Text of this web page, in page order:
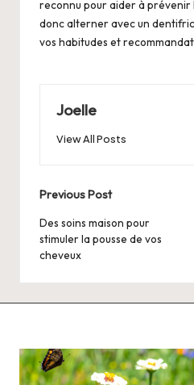
reconnu pour aider à prévenir
donc alterner avec un
vos habitudes et
Joelle
View All Posts
Post
navigation
Previous Post
Des soins maison pour
stimuler la pousse de vos
cheveux